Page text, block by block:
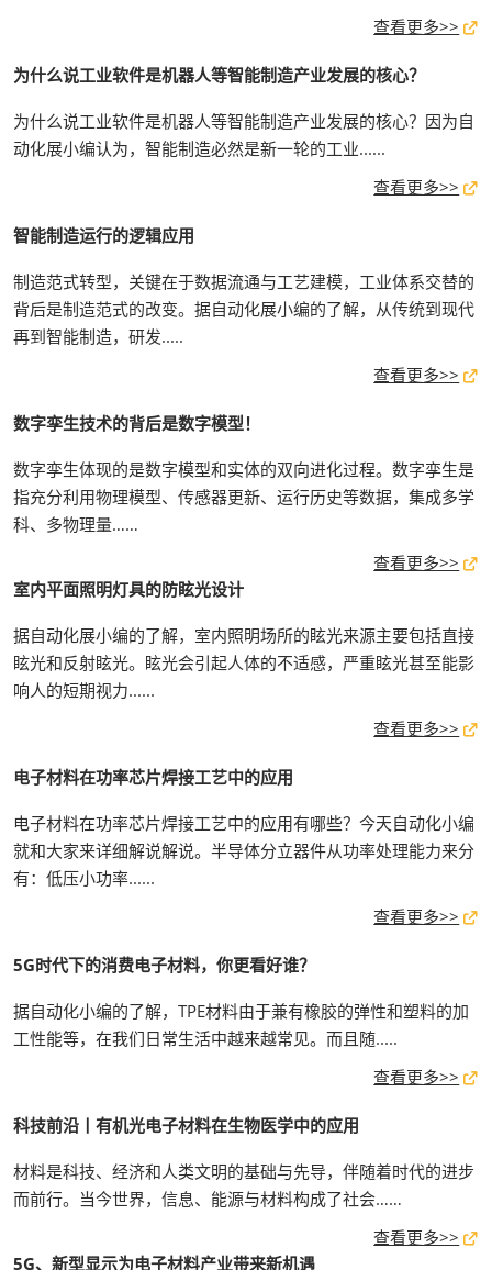
查看更多>>
为什么说工业软件是机器人等智能制造产业发展的核心？
为什么说工业软件是机器人等智能制造产业发展的核心？因为自
动化展小编认为，智能制造必然是新一轮的工业......
查看更多>>
智能制造运行的逻辑应用
制造范式转型，关键在于数据流通与工艺建模，工业体系交替的
背后是制造范式的改变。据自动化展小编的了解，从传统到现代
再到智能制造，研发.....
查看更多>>
数字孪生技术的背后是数字模型！
数字孪生体现的是数字模型和实体的双向进化过程。数字孪生是
指充分利用物理模型、传感器更新、运行历史等数据，集成多学
科、多物理量……
查看更多>>
室内平面照明灯具的防眩光设计
据自动化展小编的了解，室内照明场所的眩光来源主要包括直接
眩光和反射眩光。眩光会引起人体的不适感，严重眩光甚至能影
响人的短期视力......
查看更多>>
电子材料在功率芯片焊接工艺中的应用
电子材料在功率芯片焊接工艺中的应用有哪些？今天自动化小编
就和大家来详细解说解说。半导体分立器件从功率处理能力来分
有：低压小功率......
查看更多>>
5G时代下的消费电子材料，你更看好谁？
据自动化小编的了解，TPE材料由于兼有橡胶的弹性和塑料的加
工性能等，在我们日常生活中越来越常见。而且随.....
查看更多>>
科技前沿丨有机光电子材料在生物医学中的应用
材料是科技、经济和人类文明的基础与先导，伴随着时代的进步
而前行。当今世界，信息、能源与材料构成了社会……
查看更多>>
5G、新型显示为电子材料产业带来新机遇